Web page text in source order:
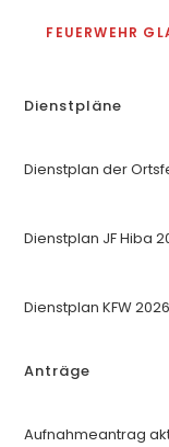
FEUERWEHR
Dienstpläne
Dienstplan der
Dienstplan JF Hiba
Dienstplan KFW
Anträge
Aufnahmeantrag